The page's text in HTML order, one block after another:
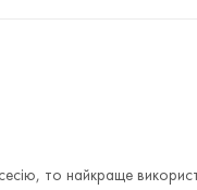
то найкраще